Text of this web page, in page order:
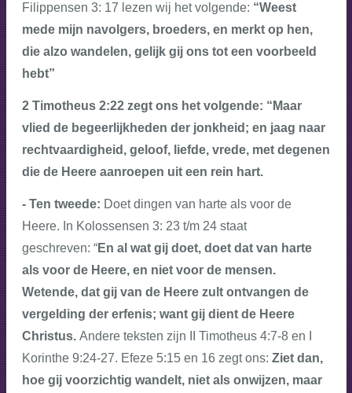
Filippensen 3: 17 lezen wij het volgende: “Weest
mede mijn navolgers, broeders, en merkt op hen,
die alzo wandelen, gelijk gij ons tot een voorbeeld
hebt”
2 Timotheus 2:22 zegt ons het volgende: “Maar
vlied de begeerlijkheden der jonkheid; en jaag naar
rechtvaardigheid, geloof, liefde, vrede, met degenen
die de Heere aanroepen uit een rein hart.
- Ten tweede: Doet dingen van harte als voor de
Heere. In Kolossensen 3: 23 t/m 24 staat
geschreven: “En al wat gij doet, doet dat van harte
als voor de Heere, en niet voor de mensen.
Wetende, dat gij van de Heere zult ontvangen de
vergelding der erfenis; want gij dient de Heere
Christus. Andere teksten zijn II Timotheus 4:7-8 en I
Korinthe 9:24-27. Efeze 5:15 en 16 zegt ons: Ziet dan,
hoe gij voorzichtig wandelt, niet als onwijzen, maar